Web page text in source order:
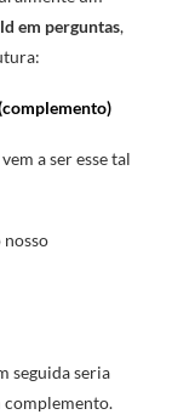
em perguntas,
a ser esse tal
seguida seria
complemento.